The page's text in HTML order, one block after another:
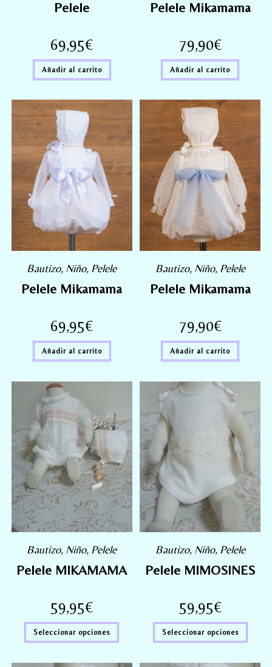
Pelele
69,95€
Añadir al carrito
Pelele Mikamama
79,90€
Añadir al carrito
Bautizo, Niño, Pelele
Pelele Mikamama
69,95€
Añadir al carrito
Bautizo, Niño, Pelele
Pelele Mikamama
79,90€
Añadir al carrito
Bautizo, Niño, Pelele
Pelele MIKAMAMA
59,95€
Seleccionar opciones
Bautizo, Niño, Pelele
Pelele MIMOSINES
59,95€
Seleccionar opciones